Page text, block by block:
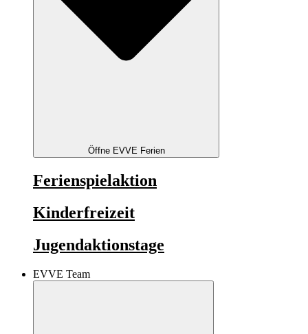
Öffne EVVE Ferien
Ferienspielaktion
Kinderfreizeit
Jugendaktionstage
EVVE Team